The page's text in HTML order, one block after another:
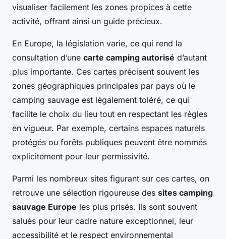
visualiser facilement les zones propices à cette
activité, offrant ainsi un guide précieux.
En Europe, la législation varie, ce qui rend la
consultation d’une carte camping autorisé d’autant
plus importante. Ces cartes précisent souvent les
zones géographiques principales par pays où le
camping sauvage est légalement toléré, ce qui
facilite le choix du lieu tout en respectant les règles
en vigueur. Par exemple, certains espaces naturels
protégés ou forêts publiques peuvent être nommés
explicitement pour leur permissivité.
Parmi les nombreux sites figurant sur ces cartes, on
retrouve une sélection rigoureuse des sites camping
sauvage Europe les plus prisés. Ils sont souvent
salués pour leur cadre nature exceptionnel, leur
accessibilité et le respect environnemental